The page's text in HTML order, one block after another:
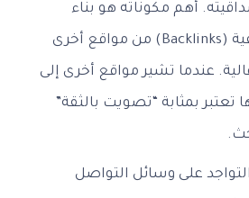
أهم مكوناته هو بناء
الروابط الخلفية (Backlinks) من مواقع أخرى
عندما تشير مواقع أخرى إلى
تعتبر بمثابة “تصويت بالثقة”
على وسائل التواصل